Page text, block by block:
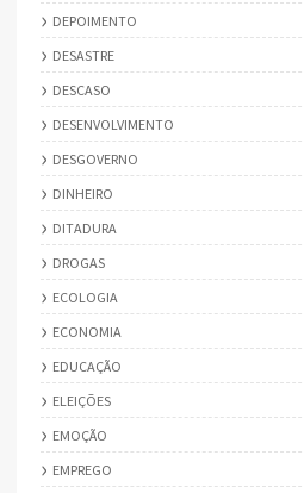
DEPOIMENTO
DESASTRE
DESCASO
DESENVOLVIMENTO
DESGOVERNO
DINHEIRO
DITADURA
DROGAS
ECOLOGIA
ECONOMIA
EDUCAÇÃO
ELEIÇÕES
EMOÇÃO
EMPREGO